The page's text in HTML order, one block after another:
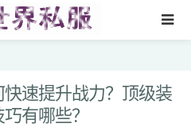
速提升战力？顶级装
有哪些？